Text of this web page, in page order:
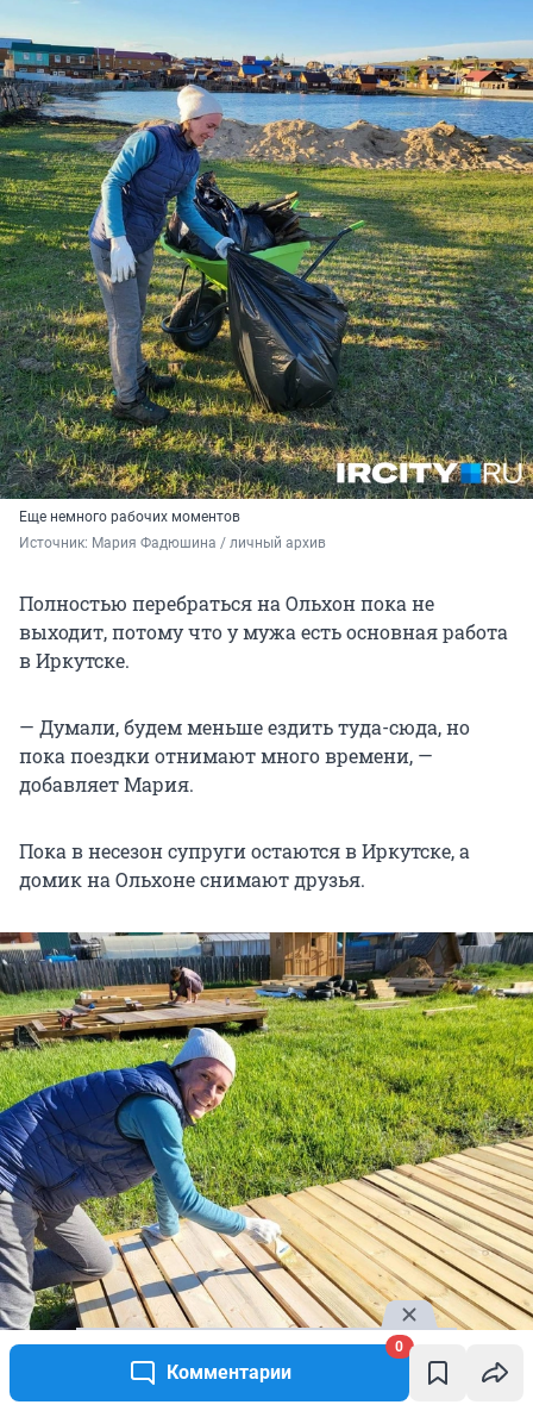
Комментарии
0
Еще немного рабочих моментов
Источник: Мария Фадюшина / личный архив
Полностью перебраться на Ольхон пока не
выходит, потому что у мужа есть основная работа
в Иркутске.
— Думали, будем меньше ездить туда-сюда, но
пока поездки отнимают много времени, —
добавляет Мария.
Пока в несезон супруги остаются в Иркутске, а
домик на Ольхоне снимают друзья.